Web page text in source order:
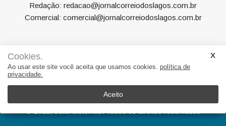
Redação: redacao@jornalcorreiodoslagos.com.br
Comercial: comercial@jornalcorreiodoslagos.com.br
Geral Política Economia Saúde
Variedades
Eventos
Região
Cookies.
Ao usar este site você aceita que usamos cookies. política de
privacidade.
Aceito